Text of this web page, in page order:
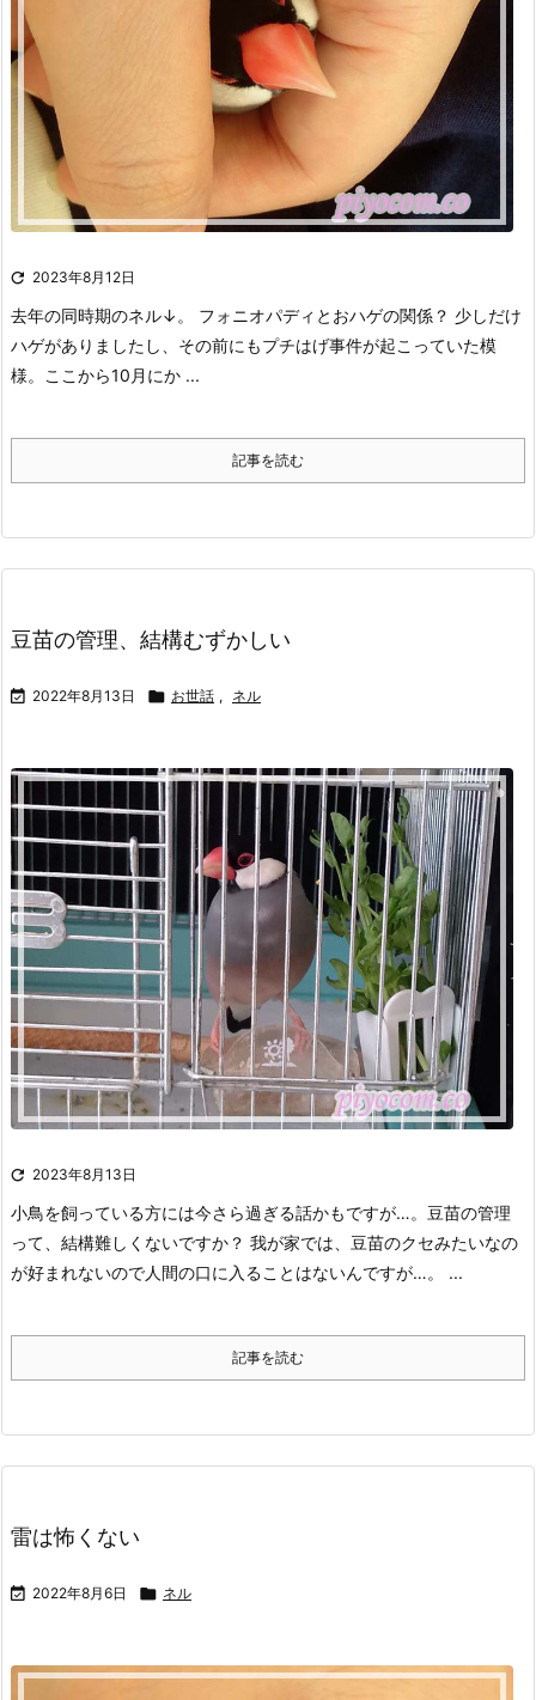
 2023年8月12日
去年の同時期のネル↓。 フォニオパディとおハゲの関係？ 少しだけ
ハゲがありましたし、その前にもプチはげ事件が起こっていた模
様。
ここから10月にか ...
記事を読む
豆苗の管理、結構むずかしい
 2022年8月13日  お世話 , ネル
 2023年8月13日
小鳥を飼っている方には今さら過ぎる話かもですが…。 豆苗の管理
って、結構難しくないですか？ 我が家では、豆苗のクセみたいなの
が好まれないので人間の口に入ることはないんですが…。 ...
記事を読む
雷は怖くない
 2022年8月6日  ネル